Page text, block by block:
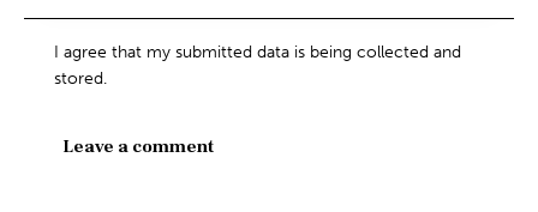
I agree that my submitted data is being collected and
stored.